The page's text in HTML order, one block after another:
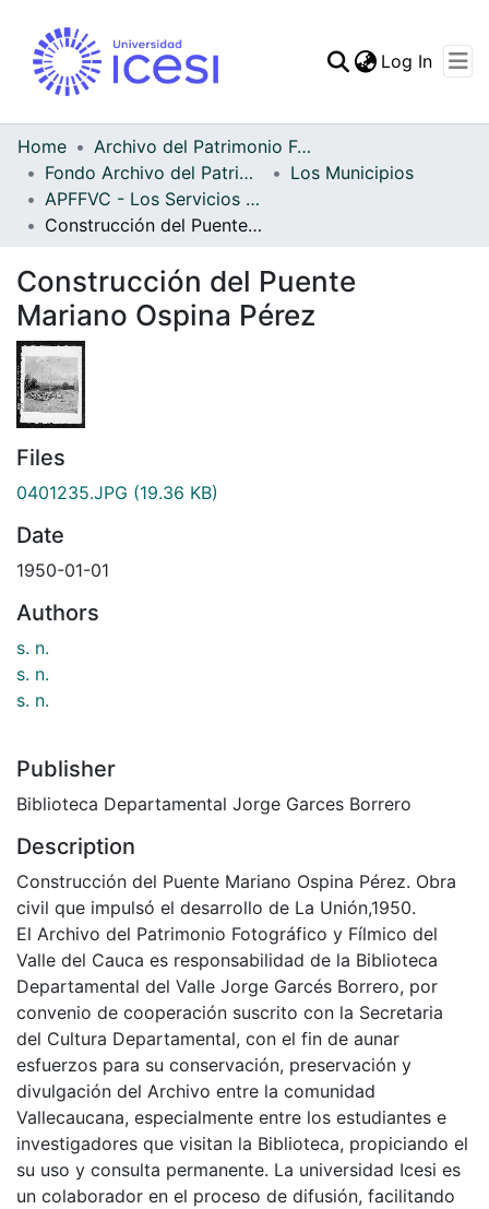
Statistics
Log In
Home
Archivo del Patrimonio Fotográfico y Fílmico del Valle del Cauca
Fondo Archivo del Patrimonio Fotográfico y Fílmico del Valle del Cauca
Los Municipios
APFFVC - Los Servicios Públicos - Patrimonial
Construcción del Puente Mariano Ospina Pérez
Construcción del Puente
Mariano Ospina Pérez
Files
0401235.JPG (19.36 KB)
Date
1950-01-01
Authors
s. n.
s. n.
s. n.
Publisher
Biblioteca Departamental Jorge Garces Borrero
Description
Construcción del Puente Mariano Ospina Pérez. Obra
civil que impulsó el desarrollo de La Unión,1950.
El Archivo del Patrimonio Fotográfico y Fílmico del
Valle del Cauca es responsabilidad de la Biblioteca
Departamental del Valle Jorge Garcés Borrero, por
convenio de cooperación suscrito con la Secretaria
del Cultura Departamental, con el fin de aunar
esfuerzos para su conservación, preservación y
divulgación del Archivo entre la comunidad
Vallecaucana, especialmente entre los estudiantes e
investigadores que visitan la Biblioteca, propiciando el
su uso y consulta permanente. La universidad Icesi es
un colaborador en el proceso de difusión, facilitando